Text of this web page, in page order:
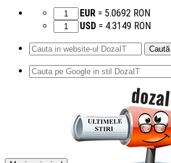
EUR = 5.0692 RON
USD = 4.3149 RON
Caută
după: